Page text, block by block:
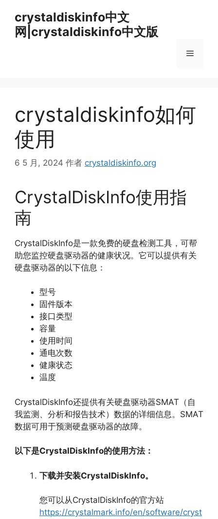
crystaldiskinfo中文
网|crystaldiskinfo中文版
菜
crystaldiskinfo如何
使用
6 5 月, 2024 作者 crystaldiskinfo.org
CrystalDiskInfo使用指
南
CrystalDiskInfo是一款免费的硬盘检测工具， 可帮
助您监控硬盘驱动器的健康状况。 它可以提供有关
硬盘驱动器的以下信息：
型号
固件版本
接口类型
容量
使用时间
通电次数
健康状态
温度
CrystalDiskInfo还提供有关硬盘驱动器SMAT（自
我监测、 分析和报告技术）数据的详细信息。 SMAT
数据可用于预测硬盘驱动器的故障。
以下是CrystalDiskInfo的使用方法：
下载并安装CrystalDiskInfo。
您可以从CrystalDiskInfo的官方站
https://crystalmark.info/en/software/cryst